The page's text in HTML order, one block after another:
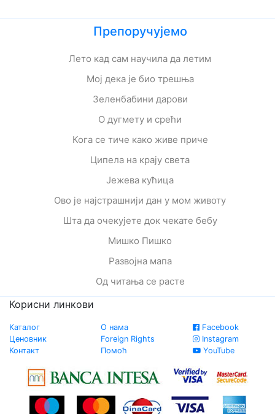
Препоручујемо
Лето кад сам научила да летим
Мој дека је био трешња
Зеленбабини дарови
О дугмету и срећи
Кога се тиче како живе приче
Ципела на крају света
Јежева кућица
Ово је најстрашнији дан у мом животу
Шта да очекујете док чекате бебу
Мишко Пишко
Развојна мапа
Од читања се расте
Корисни линкови
Каталог
Ценовник
Контакт
О нама
Foreign Rights
Помоћ
Facebook
Instagram
YouTube